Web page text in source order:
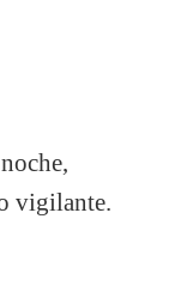
vigilante.